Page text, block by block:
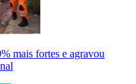
mais fortes e agravou